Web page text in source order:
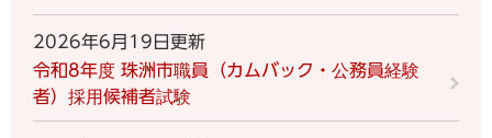
2026年6月19日更新
令和8年度 珠洲市職員（カムバック・公務員経験
者）採用候補者試験